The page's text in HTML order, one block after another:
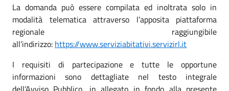
La domanda può essere compilata ed inoltrata solo in
modalità telematica attraverso l’apposita piattaforma
regionale raggiungibile
all’indirizzo: https://www.serviziabitativi.servizirl.it
I requisiti di partecipazione e tutte le opportune
informazioni sono dettagliate nel testo integrale